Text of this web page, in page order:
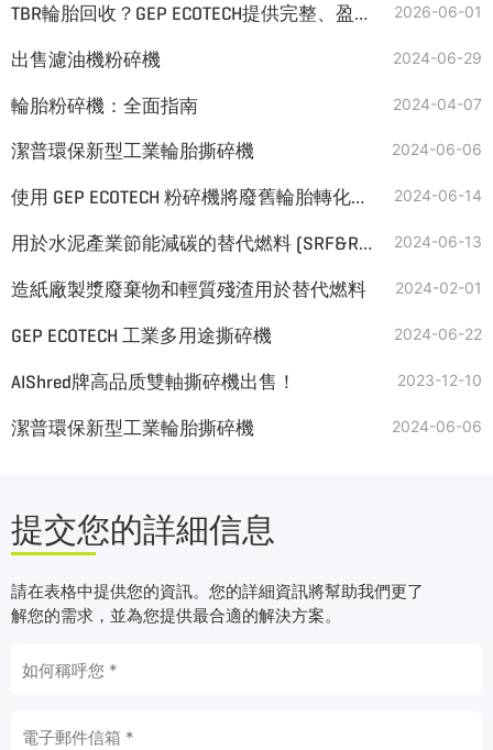
TBR輪胎回收？GEP ECOTECH提供完整、盈利的解決方案 2026-06-01
出售濾油機粉碎機 2024-06-29
輪胎粉碎機：全面指南 2024-04-07
潔普環保新型工業輪胎撕碎機 2024-06-06
使用 GEP ECOTECH 粉碎機將廢舊輪胎轉化為 TDF 2024-06-14
用於水泥產業節能減碳的替代燃料 (SRF&RDF) 2024-06-13
造紙廠製漿廢棄物和輕質殘渣用於替代燃料 2024-02-01
GEP ECOTECH 工業多用途撕碎機 2024-06-22
AIShred牌高品质雙軸撕碎機出售！ 2023-12-10
潔普環保新型工業輪胎撕碎機 2024-06-06
提交您的詳細信息
請在表格中提供您的資訊。您的詳細資訊將幫助我們更了
解您的需求，並為您提供最合適的解決方案。